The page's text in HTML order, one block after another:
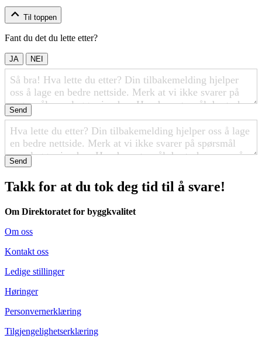
Til toppen
Fant du det du lette etter?
JA NEI
Send
Send
Takk for at du tok deg tid til å svare!
Om Direktoratet for byggkvalitet
Om oss
Kontakt oss
Ledige stillinger
Høringer
Personvernerklæring
Tilgjengelighetserklæring